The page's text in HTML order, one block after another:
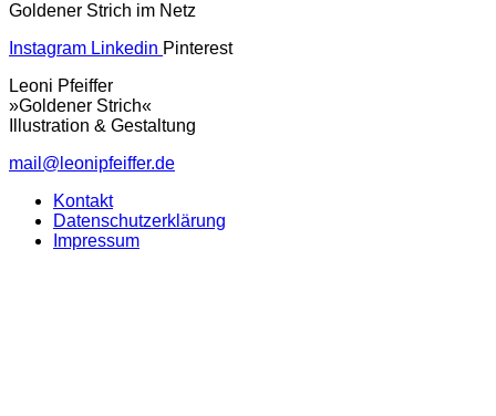
Goldener Strich im Netz
Instagram Linkedin Pinterest
Leoni Pfeiffer
»Goldener Strich«
Illustration & Gestaltung
mail@leonipfeiffer.de
Kontakt
Datenschutzerklärung
Impressum